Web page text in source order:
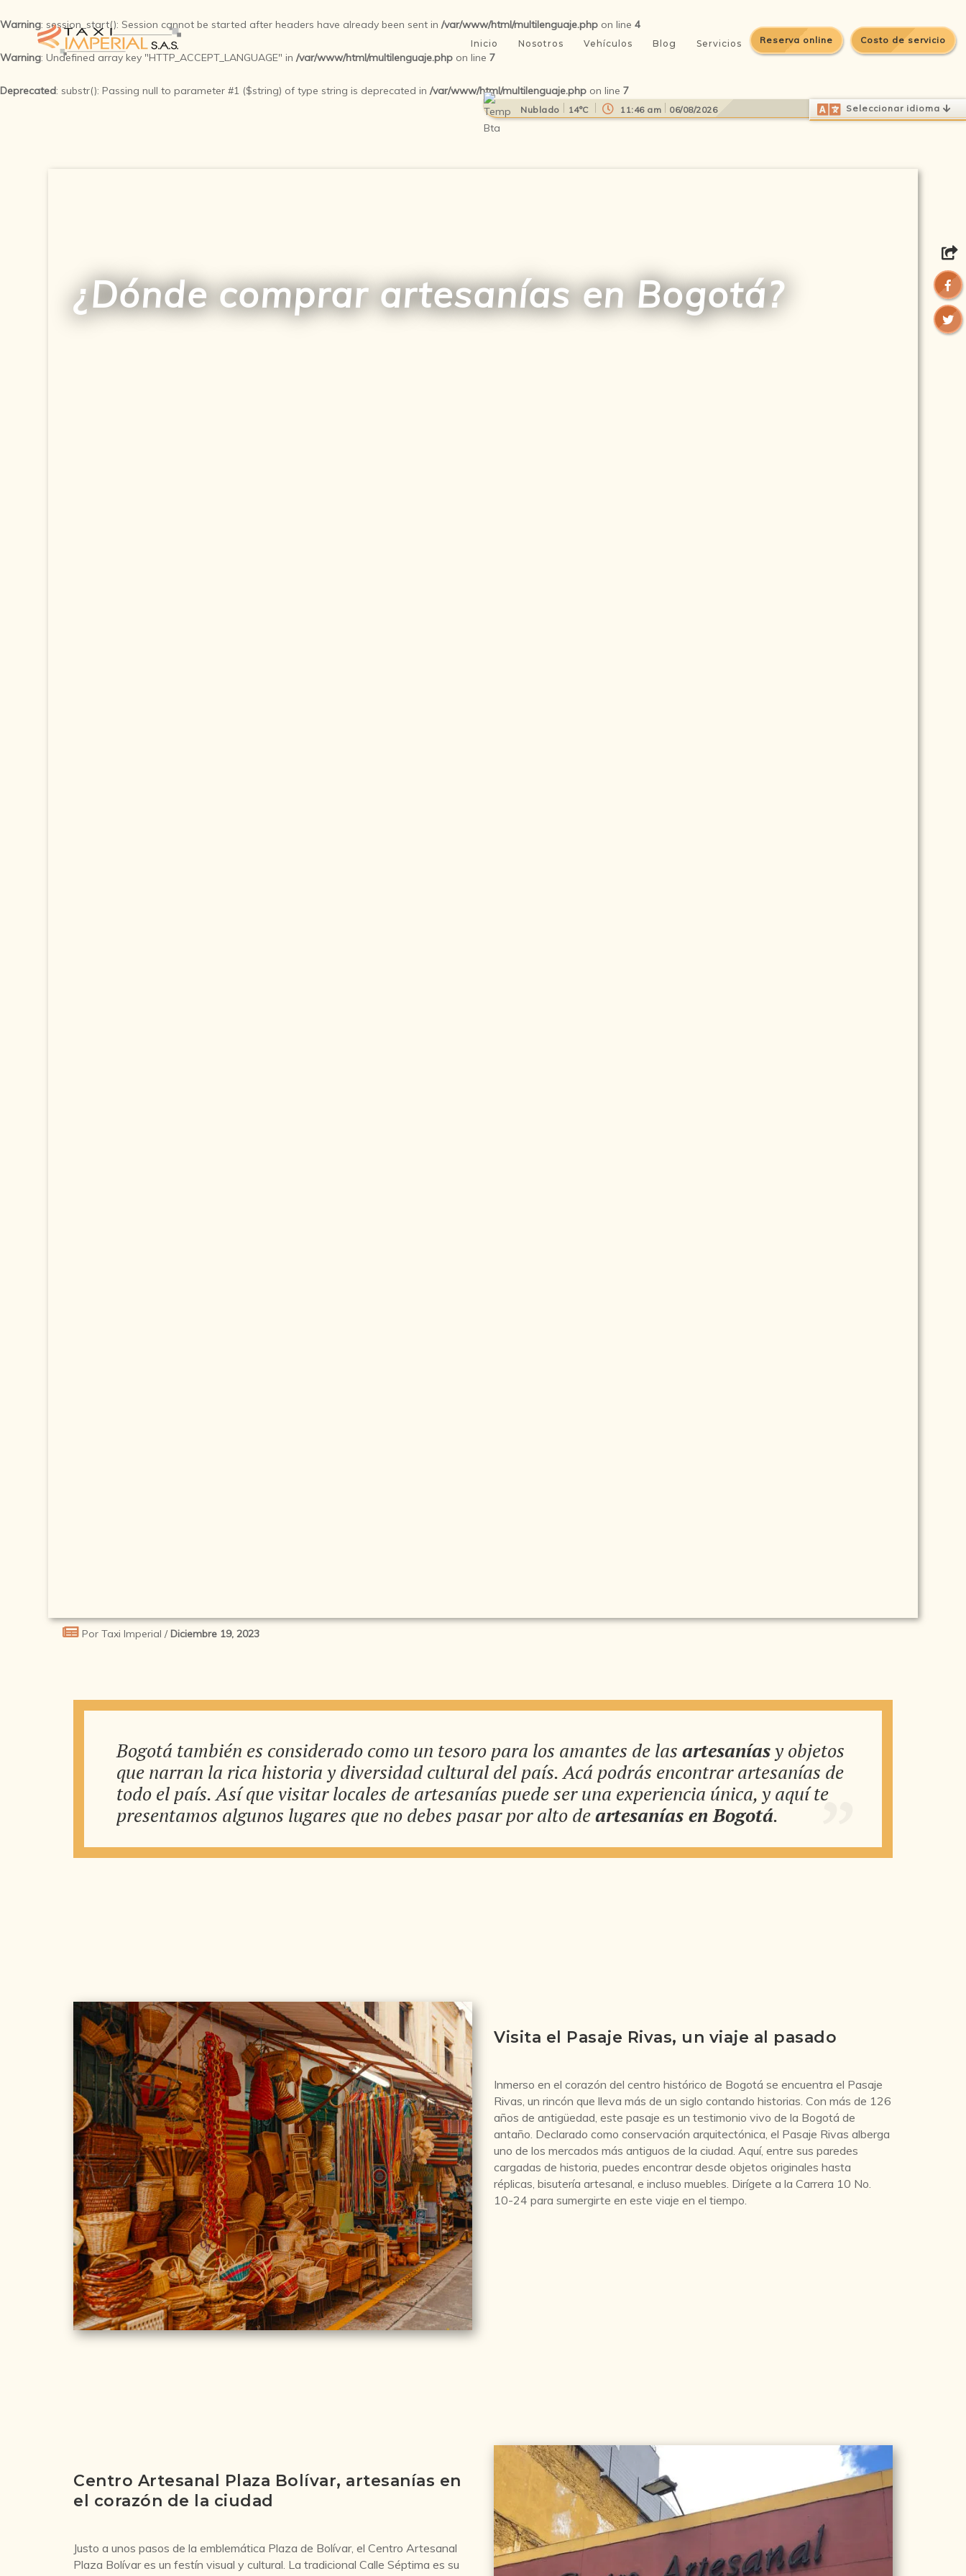
Warning: session_start(): Session cannot be started after headers have already been sent in /var/www/html/multilenguaje.php on line 4
Warning: Undefined array key "HTTP_ACCEPT_LANGUAGE" in /var/www/html/multilenguaje.php on line 7
Deprecated: substr(): Passing null to parameter #1 ($string) of type string is deprecated in /var/www/html/multilenguaje.php on line 7
Nublado 14°C 11:46 am 06/08/2026 Select Language
Seleccionar idioma
Reserva online Costo de servicio
Inicio Nosotros Vehículos Blog Servicios
¿Dónde comprar artesanías en Bogotá?
Por Taxi Imperial / Diciembre 19, 2023
Bogotá también es considerado como un tesoro para los amantes de las artesaníasy objetos
que narran la rica historia y diversidad cultural del país. Acá podrás encontrar artesanías de
todo el país. Así que visitar locales de artesanías puede ser una experiencia única, y aquí te
presentamos algunos lugares que no debes pasar por alto deartesanías en Bogotá.
Visita el Pasaje Rivas, un viaje al pasado
Inmerso en el corazón del centro histórico de Bogotá se encuentra el Pasaje
Rivas, un rincón que lleva más de un siglo contando historias. Con más de 126
años de antigüedad, este pasaje es un testimonio vivo de la Bogotá de
antaño. Declarado como conservación arquitectónica, el Pasaje Rivas alberga
uno de los mercados más antiguos de la ciudad. Aquí, entre sus paredes
cargadas de historia, puedes encontrar desde objetos originales hasta
réplicas, bisutería artesanal, e incluso muebles. Dirígete a la Carrera 10 No.
10-24 para sumergirte en este viaje en el tiempo.
Centro Artesanal Plaza Bolívar, artesanías en
el corazón de la ciudad
Justo a unos pasos de la emblemática Plaza de Bolívar, el Centro Artesanal
Plaza Bolívar es un festín visual y cultural. La tradicional Calle Séptima es su